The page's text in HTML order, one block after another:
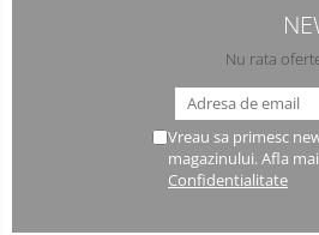
Nu rata
Vreau sa primesc
magazinului. Afla
Confidentialitate